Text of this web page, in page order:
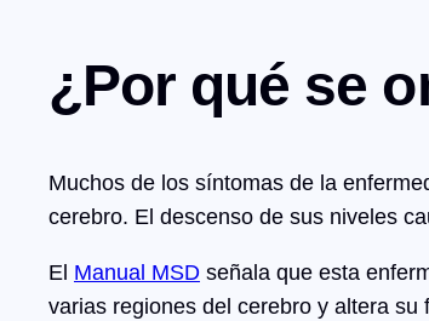
¿Por qué se
Muchos de los síntomas de la
cerebro. El descenso de sus niveles
El Manual MSD señala que esta
varias regiones del cerebro y altera su